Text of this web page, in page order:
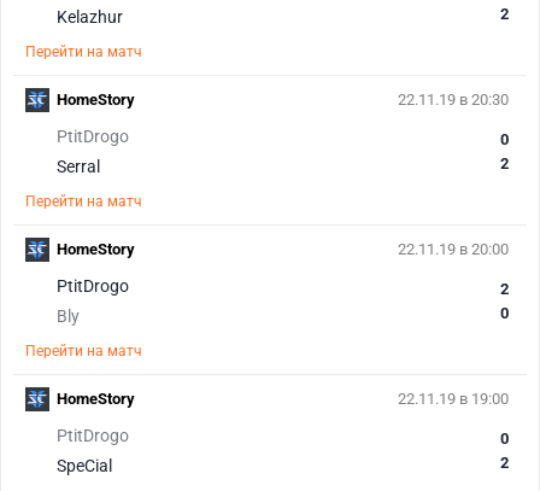
Kelazhur
2
Перейти на матч
22.11.19 в 20:30
PtitDrogo
Serral
0
2
Перейти на матч
HomeStory
22.11.19 в 20:00
PtitDrogo
Bly
2
0
Перейти на матч
HomeStory
22.11.19 в 19:00
PtitDrogo
SpeCial
0
2
HomeStory